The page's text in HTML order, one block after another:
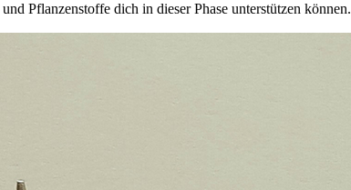
Pflanzenstoffe dich in dieser Phase unterstützen können.